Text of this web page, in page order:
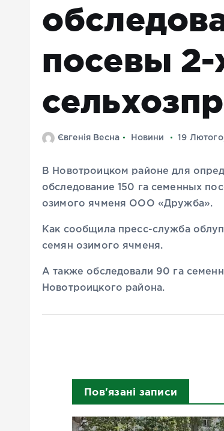
посевы 2-
Євгенія Весна Новини 19
В Новотроицком районе для
обследование 150 га семенных
озимого ячменя ООО «Дружба».
Как сообщила пресс-служба
семян озимого ячменя.
А также обследовали 90 га
Новотроицкого района.
Пов'язані записи